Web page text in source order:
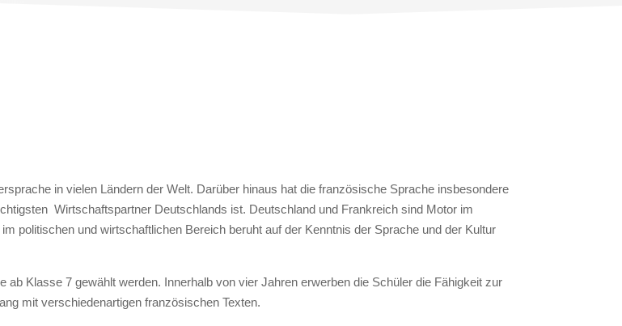
in vielen Ländern der Welt. Darüber hinaus hat die französische Sprache insbesondere
Wirtschaftspartner Deutschlands ist. Deutschland und Frankreich sind Motor im
politischen und wirtschaftlichen Bereich beruht auf der Kenntnis der Sprache und der Kultur
Klasse 7 gewählt werden. Innerhalb von vier Jahren erwerben die Schüler die Fähigkeit zur
mit verschiedenartigen französischen Texten.